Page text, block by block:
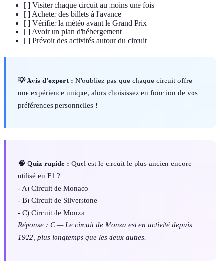
[ ] Visiter chaque circuit au moins une fois
[ ] Acheter des billets à l'avance
[ ] Vérifier la météo avant le Grand Prix
[ ] Avoir un plan d'hébergement
[ ] Prévoir des activités autour du circuit
💡 Avis d'expert : N'oubliez pas que chaque circuit offre
une expérience unique, alors choisissez en fonction de vos
préférences personnelles !
🧠 Quiz rapide : Quel est le circuit le plus ancien encore
utilisé en F1 ?
- A) Circuit de Monaco
- B) Circuit de Silverstone
- C) Circuit de Monza
Réponse : C — Le circuit de Monza est en activité depuis
1922, plus longtemps que les deux autres.